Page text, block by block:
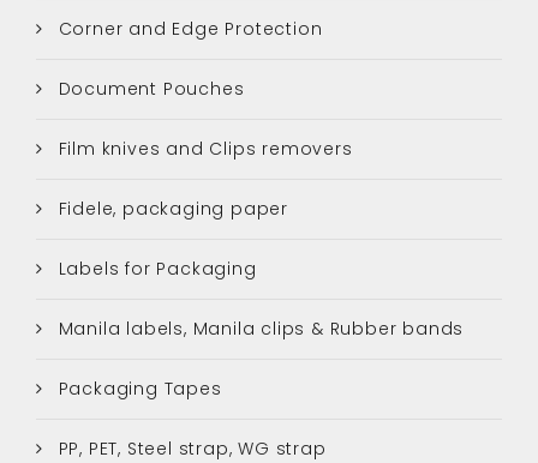
Corner and Edge Protection
Document Pouches
Film knives and Clips removers
Fidele, packaging paper
Labels for Packaging
Manila labels, Manila clips & Rubber bands
Packaging Tapes
PP, PET, Steel strap, WG strap